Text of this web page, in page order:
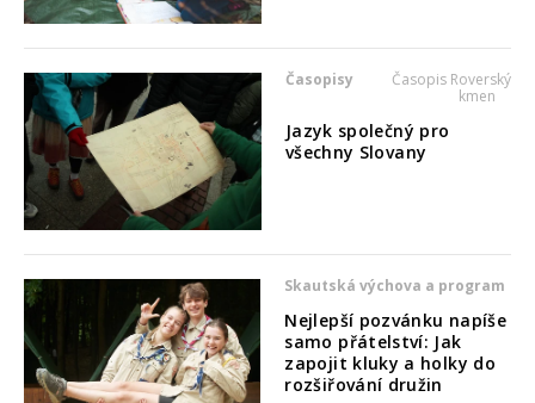
Časopisy
Časopis Roverský
kmen
Jazyk společný pro
všechny Slovany
Skautská výchova a program
Nejlepší pozvánku napíše
samo přátelství: Jak
zapojit kluky a holky do
rozšiřování družin